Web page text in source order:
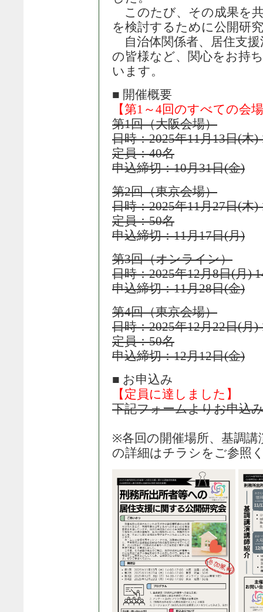
このたび、その成果を
を検討するために公開研
自治体関係者、居住支援
の皆様など、関心をお持
います。
■ 開催概要
【第1～4回のすべての会
第1回（大阪会場）
日時：2025年11月13日(木)
定員：40名
申込締切：10月31日(金)
第2回（東京会場）
日時：2025年11月27日(木)
定員：50名
申込締切：11月17日(月)
第3回（オンライン）
日時：2025年12月8日(月)
申込締切：11月28日(金)
第4回（東京会場）
日時：2025年12月22日(月)
定員：50名
申込締切：12月12日(金)
■ お申込み
【定員に達しました】
下記フォームよりお申込
※各回の開催場所、基調
の詳細はチラシをご参照